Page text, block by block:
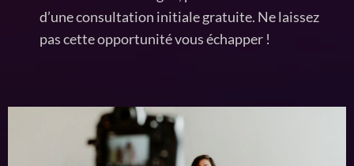
d’une consultation initiale gratuite. Ne laissez
pas cette opportunité vous échapper !